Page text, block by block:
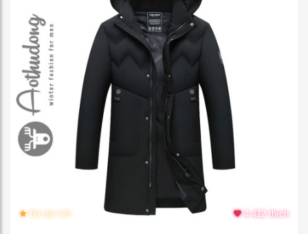
Đã đặt hết 4.412 thích